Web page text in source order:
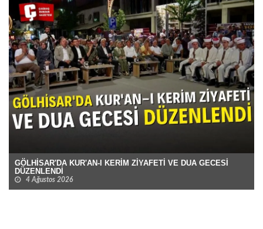
GÖLHİSAR'DA KUR'AN-I KERİM ZİYAFETİ VE DUA GECESİ
DÜZENLENDİ
4 Ağustos 2026